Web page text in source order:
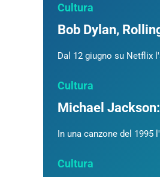
Cultura
Bob Dylan,
Dal 12 giugno su Netflix
Cultura
Michael
In una canzone del
Cultura